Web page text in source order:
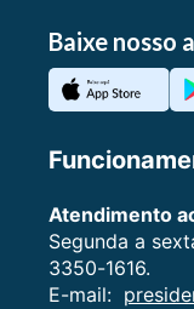
Baixe nosso
Atendimento
Segunda a
3350-1616.
E-mail: